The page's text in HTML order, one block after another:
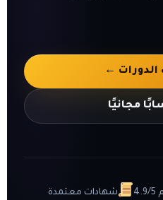
←
مجانيًا
5 شهادات معتمدة